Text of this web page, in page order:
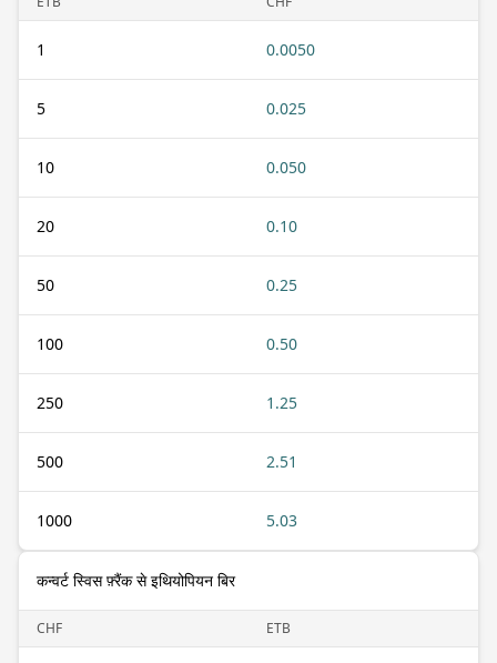
1 0.0050
5 0.025
10 0.050
20 0.10
50 0.25
100 0.50
250 1.25
500 2.51
1000 5.03
कन्वर्ट स्विस फ़्रैंक से इथियोपियन बिर
CHF ETB